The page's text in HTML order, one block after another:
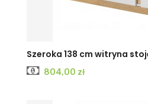
Szeroka 138 cm witryna
Cena
804,00 zł